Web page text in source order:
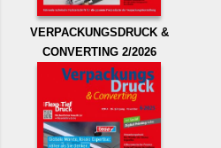
VERPACKUNGSDRUCK &
CONVERTING 2/2026